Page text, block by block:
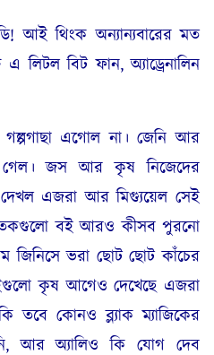
থিংক অন্যান্যবারের মত
লিটল বিট ফান, অ্যাড্রেনালিন
এগোল না। জেনি আর
গেল। জস আর কৃষ নিজেদের
এজরা আর মিগ্যুয়েল সেই
বই আরও কীসব পুরনো
জিনিসে ভরা ছোট ছোট কাঁচের
কৃষ আগেও দেখেছে এজরা
তবে কোনও ব্ল্যাক ম্যাজিকের
আর অ্যালিও কি যোগ দেব